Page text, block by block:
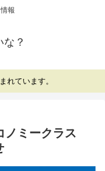
報
？
れています。
ノミークラス